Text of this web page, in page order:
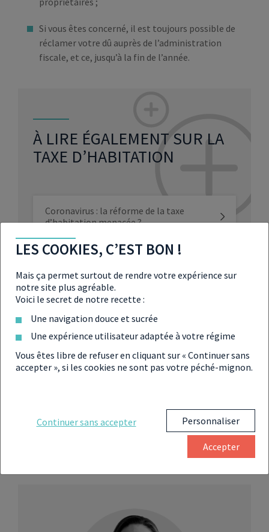
Si vous êtes concerné, il est toujours possible de
réclamer votre dû auprès de l’administration
fiscale, et ce, jusqu’à la fin de l’année.
À LIRE ÉGALEMENT SUR LA
TAXE D’HABITATION
Coronavirus : la réforme de la taxe
d’habitation menacée ?
Taxe d’habitation : vers un report de sa
Logement de fonction : est-il soumis à
la taxe d’habitation ?
Taxe d’habitation adressée à des
enfants : le fisc se prend les pieds dans
le tapis
LES COOKIES, C’EST BON !
Mais ça permet surtout de rendre votre expérience sur
notre site plus agréable.
Voici le secret de notre recette :
Une navigation douce et sucrée
Une expérience utilisateur adaptée à votre régime
Vous êtes libre de refuser en cliquant sur « Continuer sans
accepter », si les cookies ne sont pas votre péché-mignon.
Continuer sans accepter Personnaliser
Accepter